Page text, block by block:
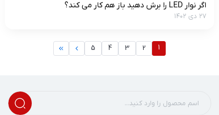
اگر نوار LED را برش دهید باز هم کار می کند؟
۲۷ دی ۱۴۰۲
1
2
3
4
5